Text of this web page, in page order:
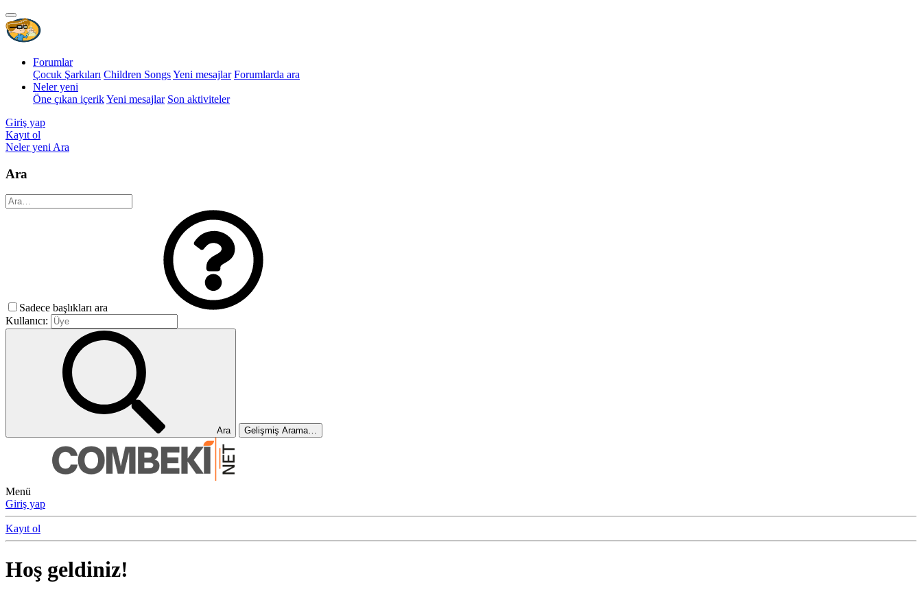
Forumlar
Çocuk Şarkıları Children SongsYeni mesajlar Forumlarda ara
Neler yeni
Öne çıkan içerikYeni mesajlar Son aktiviteler
Giriş yap
Kayıt ol
Neler yeni Ara
Ara
Sadece başlıkları ara
Kullanıcı:
Ara Gelişmiş Arama…
Menü
Giriş yap
Kayıt ol
Hoş geldiniz!